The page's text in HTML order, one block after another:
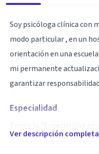
Soy psicóloga clínica con
modo particular , en un
orientación en una
mi permanente
garantizar
Especialidad
"Asistencias en
Ver descripción completa